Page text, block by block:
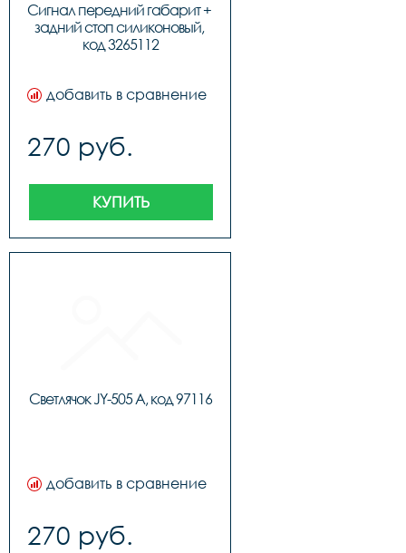
Сигнал передний габарит +
задний стоп силиконовый,
код 3265112
добавить в сравнение
270 руб.
КУПИТЬ
Светлячок JY-505 A, код 97116
добавить в сравнение
270 руб.